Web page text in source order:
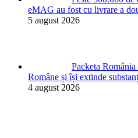
eMAG au fost cu livrare a
5 august 2026
Packeta România
Române și își extinde
4 august 2026